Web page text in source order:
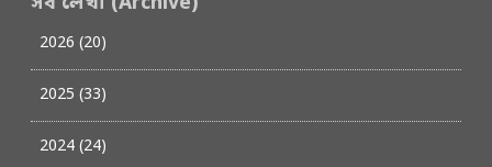
2026 (20)
2025 (33)
2024 (24)